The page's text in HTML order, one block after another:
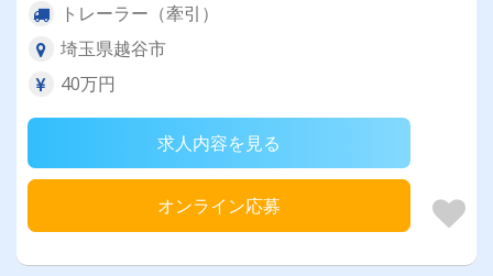
トレーラー（牽引）
埼玉県越谷市
40万円
求人内容を見る
オンライン応募